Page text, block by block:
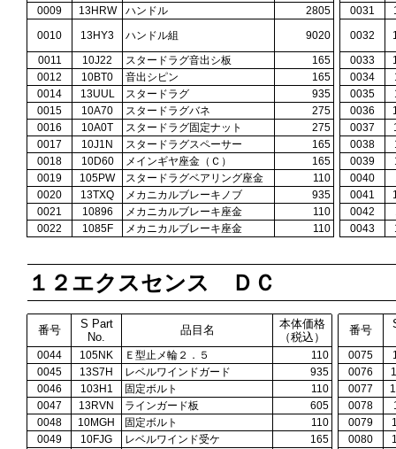
0009
13HRW ハンドル 2805 0031
0010
13HY3 ハンドル組 9020 0032
0011
10J22 スタードラグ音出シ板 165 0033
0012
10BT0 音出シピン 165 0034
0014
13UUL スタードラグ 935 0035
0015
10A70 スタードラグバネ 275 0036
0016
10A0T スタードラグ固定ナット 275 0037
0017
10J1N スタードラグスペーサー 165 0038
0018
10D60 メインギヤ座金（Ｃ） 165 0039
0019
105PW スタードラグベアリング座金 110 0040
0020
13TXQ メカニカルブレーキノブ 935 0041
0021
10896 メカニカルブレーキ座金 110 0042
0022
1085F メカニカルブレーキ座金 110 0043
１２エクスセンス ＤＣ
番号
S Part
No.
品目名
本体価格
（税込）
番号
0044 105NK Ｅ型止メ輪２．５ 110 0075
0045
13S7H レベルワインドガード 935 0076
0046
103H1 固定ボルト 110 0077
0047
13RVN ラインガード板 605 0078
0048
10MGH 固定ボルト 110 0079
0049
10FJG レベルワインド受ケ 165 0080